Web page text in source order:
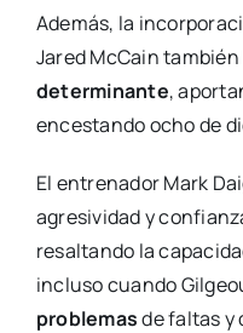
Además, la
Jared McCain
determinante,
encestando ocho de
El entrenador Mark
agresividad y
resaltando la
incluso cuando
problemasde faltas y